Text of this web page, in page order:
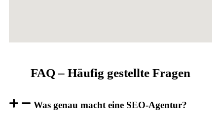
FAQ – Häufig gestellte Fragen
Was genau macht eine SEO-Agentur?